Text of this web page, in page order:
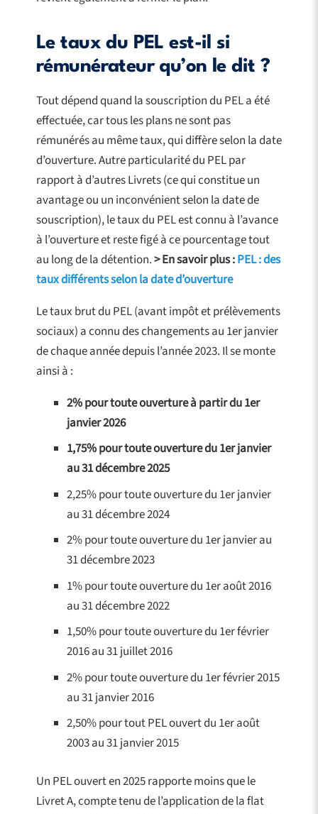
Le taux du PEL est-il si
rémunérateur qu’on le dit ?
Tout dépend quand la souscription du PEL a été
effectuée, car tous les plans ne sont pas
rémunérés au même taux, qui diffère selon la date
d’ouverture. Autre particularité du PEL par
rapport à d’autres Livrets (ce qui constitue un
avantage ou un inconvénient selon la date de
souscription), le taux du PEL est connu à l’avance
à l’ouverture et reste figé à ce pourcentage tout
au long de la détention.> En savoir plus :PEL : des
taux différents selon la date d’ouverture
Le taux brut du PEL (avant impôt et prélèvements
sociaux) a connu des changements au 1er janvier
de chaque année depuis l’année 2023. Il se monte
ainsi à :
2% pour toute ouverture à partir du 1er
janvier 2026
1,75% pour toute ouverture du 1er janvier
au 31 décembre 2025
2,25% pour toute ouverture du 1er janvier
au 31 décembre 2024
2% pour toute ouverture du 1er janvier au
31 décembre 2023
1% pour toute ouverture du 1er août 2016
au 31 décembre 2022
1,50% pour toute ouverture du 1er février
2016 au 31 juillet 2016
2% pour toute ouverture du 1er février 2015
au 31 janvier 2016
2,50% pour tout PEL ouvert du 1er août
2003 au 31 janvier 2015
Un PEL ouvert en 2025 rapporte moins que le
Livret A, compte tenu de l’application de la flat